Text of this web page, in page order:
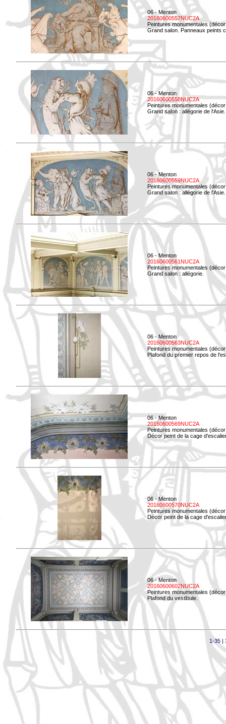
06 - Menton
20160600557NUC2A
Peintures monumentales
Grand salon. Panneaux peints
06 - Menton
20160600558NUC2A
Peintures monumentales
Grand salon : allégorie de
06 - Menton
20160600559NUC2A
Peintures monumentales
Grand salon : allégorie de l'Asie.
06 - Menton
20160600561NUC2A
Peintures monumentales
Grand salon : allégorie.
06 - Menton
20160600563NUC2A
Peintures monumentales
Plafond du premier repos de
06 - Menton
20160600569NUC2A
Peintures monumentales
Décor peint de la cage
06 - Menton
20160600570NUC2A
Peintures monumentales
Décor peint de la cage
06 - Menton
20160600602NUC2A
Peintures monumentales
Plafond du vestibule.
1-35|